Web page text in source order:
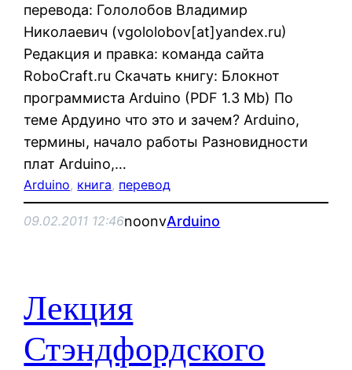
перевода: Гололобов Владимир
Николаевич (vgololobov[at]yandex.ru)
Редакция и правка: команда сайта
RoboCraft.ru Скачать книгу: Блокнот
программиста Arduino (PDF 1.3 Mb) По
теме Ардуино что это и зачем? Arduino,
термины, начало работы Разновидности
плат Arduino,…
Arduino, книга, перевод
09.02.2011 12:46noonvArduino
Лекция
Стэндфордского